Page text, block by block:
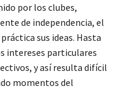
por los clubes,
de independencia, el
sus ideas. Hasta
intereses particulares
y así resulta difícil
momentos del